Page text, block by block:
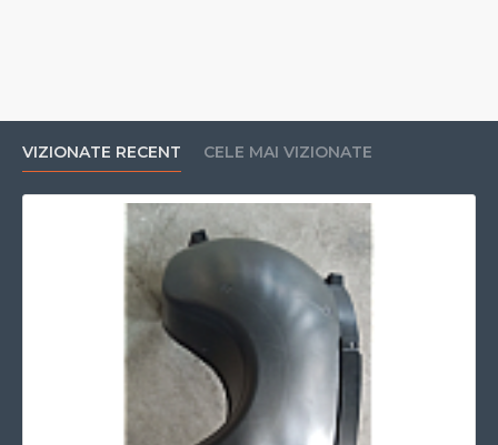
VIZIONATE RECENT CELE MAI VIZIONATE